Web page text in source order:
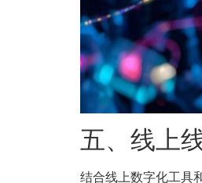
五、线上
结合线上数字化工具